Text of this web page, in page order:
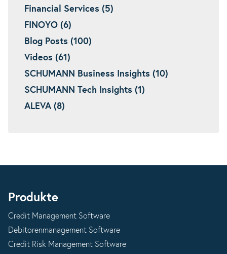
Financial Services (5)
FINOYO (6)
Blog Posts (100)
Videos (61)
SCHUMANN Business Insights (10)
SCHUMANN Tech Insights (1)
ALEVA (8)
Produkte
Credit Management Software
Debitorenmanagement Software
Credit Risk Management Software